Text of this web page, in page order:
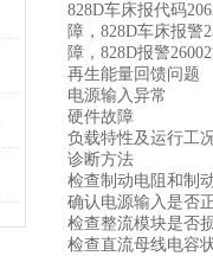
828D车床报代码
障，828D车床报警
障，828D报警
再生能量回馈问题
电源输入异常
硬件故障
负载特性及运行工
诊断方法
检查制动电阻和制
确认电源输入是否
检查整流模块是否
检查直流母线电容